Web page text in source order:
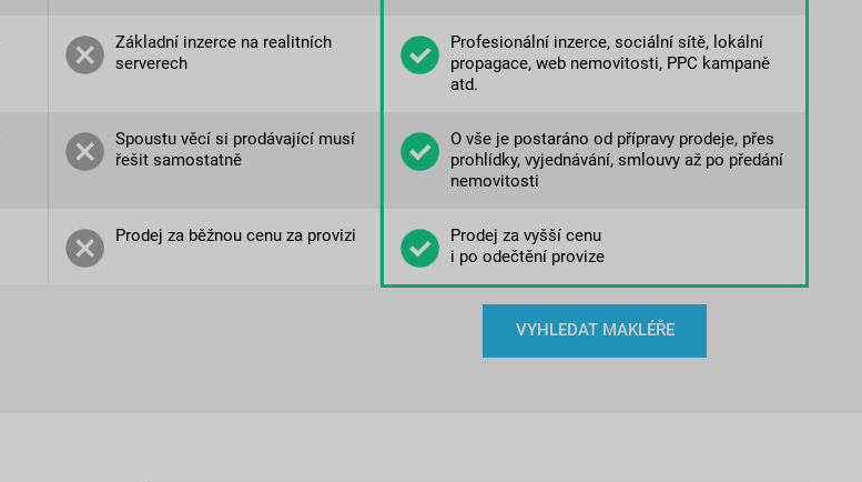
Základní inzerce na realitních
serverech
Profesionální inzerce, sociální sítě, lokální
propagace, web nemovitosti, PPC kampaně
atd.
Spoustu věcí si prodávající musí
řešit samostatně
O vše je postaráno od přípravy prodeje, přes
prohlídky, vyjednávání, smlouvy až po předání
nemovitosti
Prodej za běžnou cenu za provizi
Prodej za vyšší cenu
i po odečtění provize
VYHLEDAT MAKLÉŘE